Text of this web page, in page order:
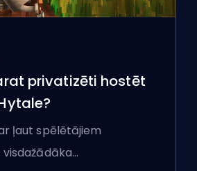
privatizēti hostēt
ļaut spēlētājiem